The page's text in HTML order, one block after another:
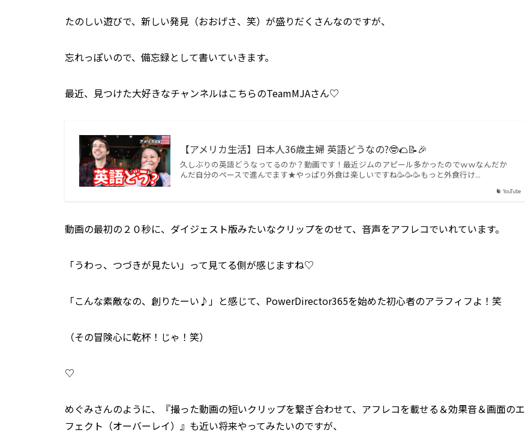
たのしい遊びで、新しい発見（おおげさ、笑）が盛りだくさんなのですが、
忘れっぽいので、備忘録として書いていきます。
最近、見つけた大好きなチャンネルはこちらのTeamMJAさん♡
YouTube
【アメリカ生活】日本人36歳主婦 英語どうなの?🤓🌮📝🎉
久しぶりの英語どうなってるのか？動画です！最近ジムのアピール多かったのでｗｗなんだか
んだ自分のペースで進んでます★やっぱり外食は楽しいですね🥳🥳🥳もっと外食行け...
動画の最初の２０秒に、ダイジェスト版みたいなクリップをのせて、音声をアフレコでいれています。
「うわっ、つづきが見たい」って見てる側が感じますね♡
「こんな素敵なの、創りたーい♪」と感じて、PowerDirector365を始めた初心者のアラフィフよ！笑
（その冒険心に乾杯！じゃ！笑）
♡
めぐみさんのように、『撮った動画の短いクリップを繋ぎ合わせて、アフレコを載せる＆効果音＆画面のエ
フェクト（オーバーレイ）』も近い将来やってみたいのですが、